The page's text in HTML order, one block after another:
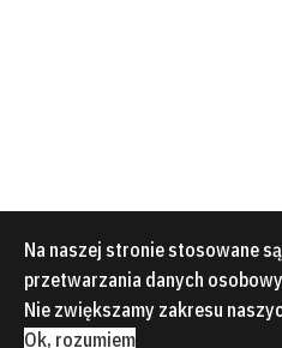
Na naszej stronie stosowane
przetwarzania danych
Nie zwiększamy zakresu
Ok, rozumiem